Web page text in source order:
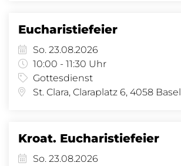
Eucharistiefeier
So. 23.08.2026
10:00 - 11:30 Uhr
Gottesdienst
St. Clara, Claraplatz 6, 4058 Basel
Kroat. Eucharistiefeier
So. 23.08.2026